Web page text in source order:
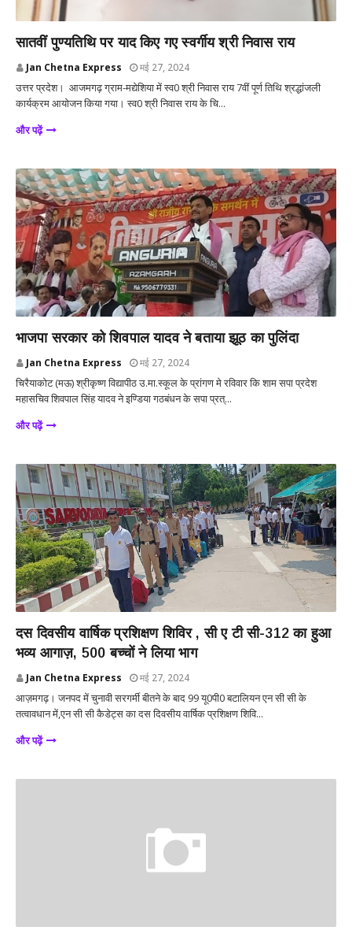
सातवीं पुण्यतिथि पर याद किए गए स्वर्गीय श्री निवास राय
Jan Chetna Express मई 27, 2024
उत्तर प्रदेश। आजमगढ़ ग्राम-मद्येशिया में स्व0 श्री निवास राय 7वीं पूर्ण तिथि श्रद्धांजली
कार्यक्रम आयोजन किया गया। स्व0 श्री निवास राय के चि...
और पढ़ें
भाजपा सरकार को शिवपाल यादव ने बताया झूठ का पुलिंदा
Jan Chetna Express मई 27, 2024
चिरैयाकोट (मऊ) श्रीकृष्ण विद्यापीठ उ.मा.स्कूल के प्रांगण मे रविवार कि शाम सपा प्रदेश
महासचिव शिवपाल सिंह यादव ने इण्डिया गठबंधन के सपा प्रत्...
और पढ़ें
दस दिवसीय वार्षिक प्रशिक्षण शिविर , सी ए टी सी-312 का हुआ
भव्य आगाज़, 500 बच्चों ने लिया भाग
Jan Chetna Express मई 27, 2024
आज़मगढ़। जनपद में चुनावी सरगर्मी बीतने के बाद 99 यू0पी0 बटालियन एन सी सी के
तत्वावधान में,एन सी सी कैडेट्स का दस दिवसीय वार्षिक प्रशिक्षण शिवि...
और पढ़ें